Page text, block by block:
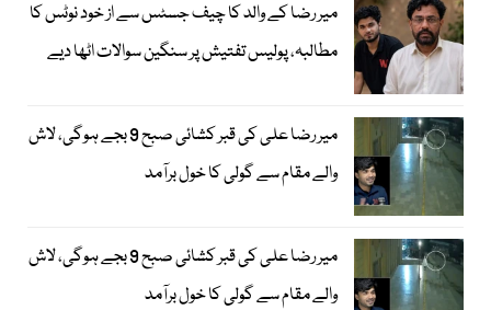
میر رضا کے والد کا چیف جسٹس سے از خود نوٹس کا
مطالبہ، پولیس تفتیش پر سنگین سوالات اٹھا دیے
میر رضا علی کی قبر کشائی صبح 9 بجے ہوگی، لاش
والے مقام سے گولی کا خول برآمد
میر رضا علی کی قبر کشائی صبح 9 بجے ہوگی، لاش
والے مقام سے گولی کا خول برآمد